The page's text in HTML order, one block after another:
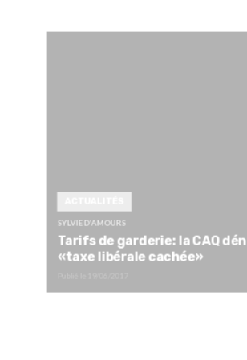
SYLVIE D'AMOURS
Tarifs de garderie: la CAQ
«taxe libérale cachée»